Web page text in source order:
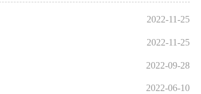
2022-11-25
2022-11-25
2022-09-28
2022-06-10